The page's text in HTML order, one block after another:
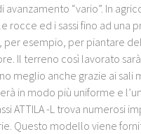
“vario”. In
ed i sassi fino ad una
esempio, per piantare
Il terreno così lavorato
meglio anche grazie ai
in modo più uniforme e
ATTILA -L trova numerosi
Questo modello viene